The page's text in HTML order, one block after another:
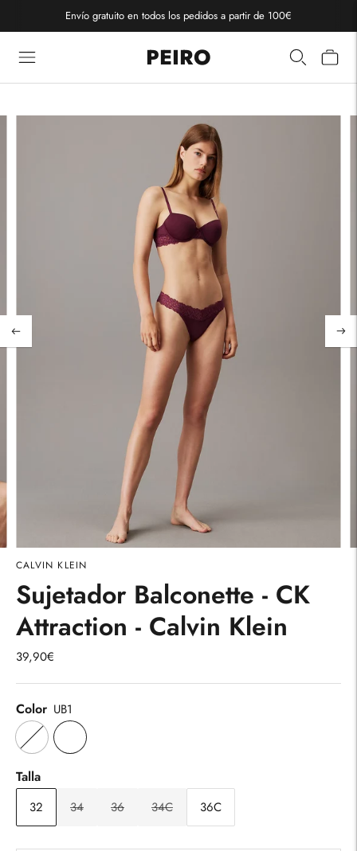
Envío gratuito en todos los pedidos a partir de 100€
PEIRO
CALVIN KLEIN
Sujetador Balconette - CK
Attraction - Calvin Klein
39,90€
Color UB1
Talla
32 34 36 34C 36C